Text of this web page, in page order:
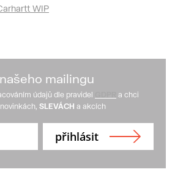
WIP
mailingu
údajů dle pravidel
a chci
SLEVÁCH a akcích